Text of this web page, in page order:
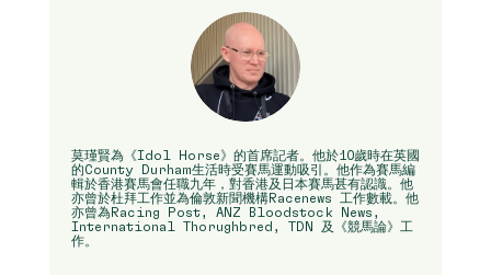
莫瑾賢為《Idol Horse》的首席記者。他於10歲時在英國
的County Durham生活時受賽馬運動吸引。他作為賽馬編
輯於香港賽馬會任職九年，對香港及日本賽馬甚有認識。他
亦曾於杜拜工作並為倫敦新聞機構Racenews 工作數載。他
亦曾為Racing Post, ANZ Bloodstock News,
International Thorughbred, TDN 及《競馬論》工
作。